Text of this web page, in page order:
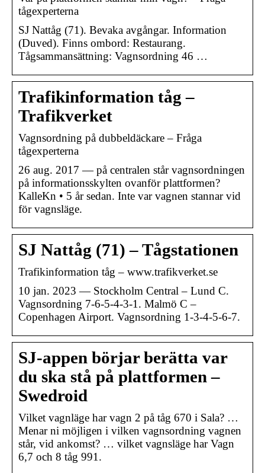
tågexperterna
SJ Nattåg (71). Bevaka avgångar. Information
(Duved). Finns ombord: Restaurang.
Tågsammansättning: Vagnsordning 46 …
Trafikinformation tåg –
Trafikverket
Vagnsordning på dubbeldäckare – Fråga
tågexperterna
26 aug. 2017 — på centralen står vagnsordningen
på informationsskylten ovanför plattformen?
KalleKn • 5 år sedan. Inte var vagnen stannar vid
för vagnsläge.
SJ Nattåg (71) – Tågstationen
Trafikinformation tåg – www.trafikverket.se
10 jan. 2023 — Stockholm Central – Lund C.
Vagnsordning 7-6-5-4-3-1. Malmö C –
Copenhagen Airport. Vagnsordning 1-3-4-5-6-7.
SJ-appen börjar berätta var
du ska stå på plattformen –
Swedroid
Vilket vagnläge har vagn 2 på tåg 670 i Sala? …
Menar ni möjligen i vilken vagnsordning vagnen
står, vid ankomst? … vilket vagnsläge har Vagn
6,7 och 8 tåg 991.